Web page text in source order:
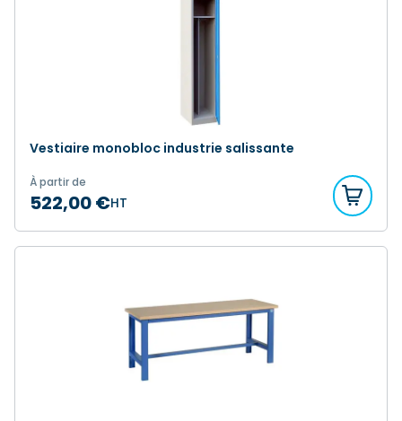
Vestiaire monobloc industrie salissante
À partir de
522,00 €HT